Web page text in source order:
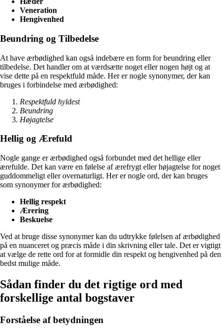
Veneration
Hengivenhed
Beundring og Tilbedelse
At have ærbødighed kan også indebære en form for beundring eller
tilbedelse. Det handler om at værdsætte noget eller nogen højt og at
vise dette på en respektfuld måde. Her er nogle synonymer, der kan
bruges i forbindelse med ærbødighed:
Respektfuld hyldest
Beundring
Højagtelse
Hellig og Ærefuld
Nogle gange er ærbødighed også forbundet med det hellige eller
ærefulde. Det kan være en følelse af ærefrygt eller højagtelse for noget
guddommeligt eller overnaturligt. Her er nogle ord, der kan bruges
som synonymer for ærbødighed:
Hellig respekt
Ærering
Beskuelse
Ved at bruge disse synonymer kan du udtrykke følelsen af ærbødighed
på en nuanceret og præcis måde i din skrivning eller tale. Det er vigtigt
at vælge de rette ord for at formidle din respekt og hengivenhed på den
bedst mulige måde.
Sådan finder du det rigtige ord med
forskellige antal bogstaver
Forståelse af betydningen